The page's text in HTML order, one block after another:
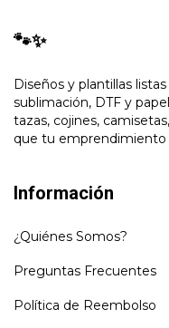
🐾✨
Diseños y plantillas
sublimación, DTF y
tazas, cojines,
que tu emprendimiento
Información
¿Quiénes Somos?
Preguntas Frecuentes
Política de Reembolso